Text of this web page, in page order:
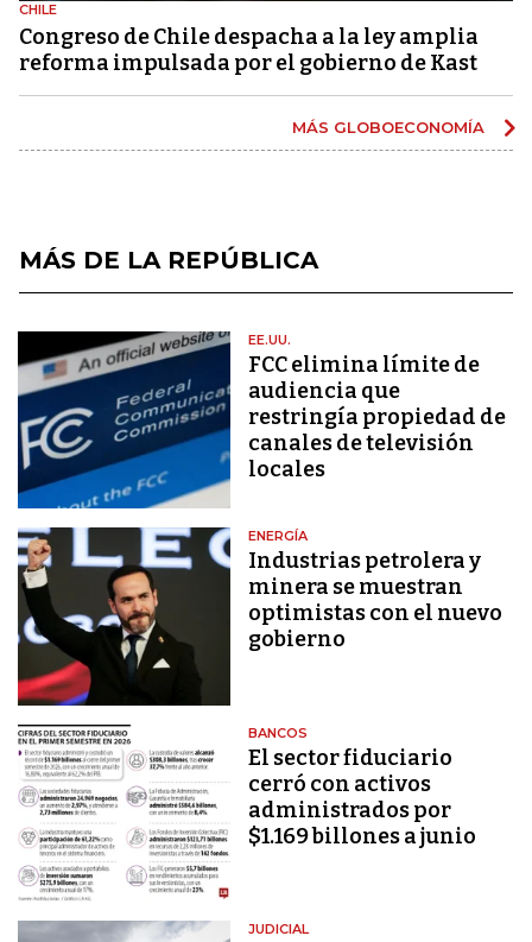
CHILE
Congreso de Chile despacha a la ley amplia
reforma impulsada por el gobierno de Kast
MÁS GLOBOECONOMÍA
MÁS DE LA REPÚBLICA
EE.UU.
FCC elimina límite de
audiencia que
restringía propiedad de
canales de televisión
locales
ENERGÍA
Industrias petrolera y
minera se muestran
optimistas con el nuevo
gobierno
BANCOS
El sector fiduciario
cerró con activos
administrados por
$1.169 billones a junio
JUDICIAL